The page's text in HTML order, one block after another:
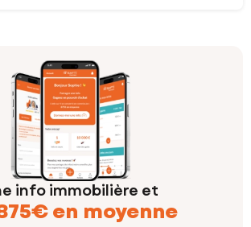
info immobilière et
en moyenne